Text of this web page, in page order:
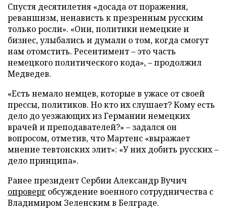
Спустя десятилетия «досада от поражения,
реваншизм, ненависть к презренным русским
только росли». «Они, политики немецкие и
бизнес, улыбались и думали о том, когда смогут
нам отомстить. Ресентимент – это часть
немецкого политического кода», – продолжил
Медведев.
«Есть немало немцев, которые в ужасе от своей
прессы, политиков. Но кто их слушает? Кому есть
дело до уезжающих из Германии немецких
врачей и преподавателей?» – задался он
вопросом, отметив, что Мартенс «выражает
мнение тевтонских элит»: «У них добить русских –
дело принципа».
Ранее президент Сербии Александр Вучич
опроверг обсуждение военного сотрудничества с
Владимиром Зеленским в Белграде.